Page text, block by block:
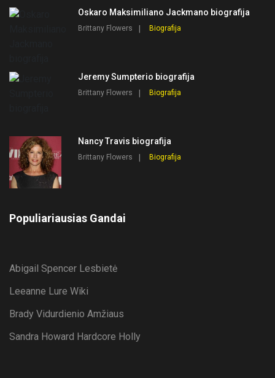
Oskaro Maksimiliano Jackmano biografija
Brittany Flowers Biografija
Jeremy Sumpterio biografija
Brittany Flowers Biografija
Nancy Travis biografija
Brittany Flowers Biografija
Populiariausias Gandai
Abigail Spencer Lesbietė
Leeanne Lure Wiki
Brady Vidurdienio Amžiaus
Sandra Howard Hardcore Holly